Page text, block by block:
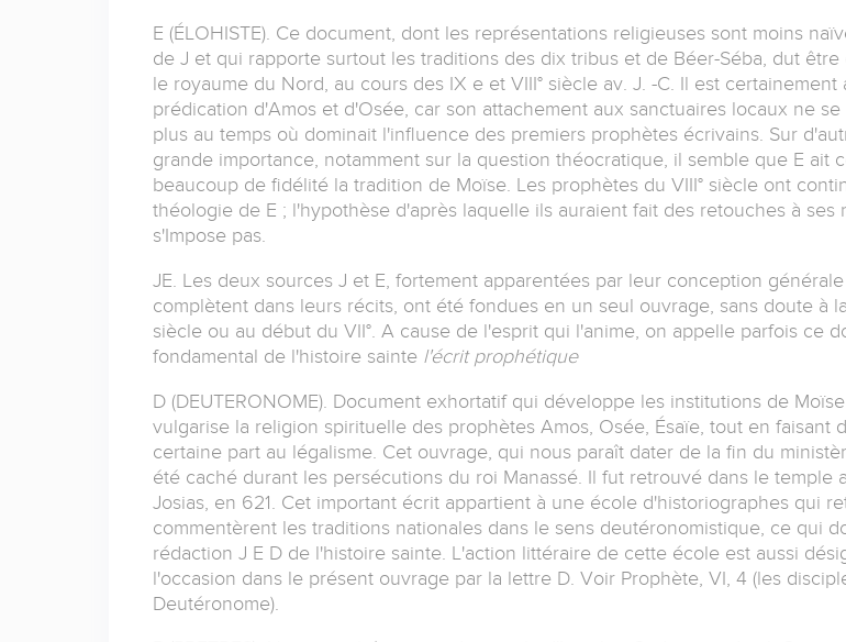
E (ÉLOHISTE). Ce document, dont les représentations religieuses sont moins
de J et qui rapporte surtout les traditions des dix tribus et de Béer-Séba, dut être
le royaume du Nord, au cours des IX e et VIII° siècle av. J. -C. Il est certainement
prédication d'Amos et d'Osée, car son attachement aux sanctuaires locaux ne
plus au temps où dominait l'influence des premiers prophètes écrivains. Sur
grande importance, notamment sur la question théocratique, il semble que E ait
beaucoup de fidélité la tradition de Moïse. Les prophètes du VIII° siècle ont
théologie de E ; l'hypothèse d'après laquelle ils auraient fait des retouches à ses
s'Impose pas.
JE. Les deux sources J et E, fortement apparentées par leur conception
complètent dans leurs récits, ont été fondues en un seul ouvrage, sans doute à
siècle ou au début du VII°. A cause de l'esprit qui l'anime, on appelle parfois ce
fondamental de l'histoire sainte l'écrit prophétique
D (DEUTERONOME). Document exhortatif qui développe les institutions de
vulgarise la religion spirituelle des prophètes Amos, Osée, Ésaïe, tout en faisant
certaine part au légalisme. Cet ouvrage, qui nous paraît dater de la fin du
été caché durant les persécutions du roi Manassé. Il fut retrouvé dans le temple
Josias, en 621. Cet important écrit appartient à une école d'historiographes qui
commentèrent les traditions nationales dans le sens deutéronomistique, ce qui
rédaction J E D de l'histoire sainte. L'action littéraire de cette école est aussi
l'occasion dans le présent ouvrage par la lettre D. Voir Prophète, VI, 4 (les
Deutéronome).